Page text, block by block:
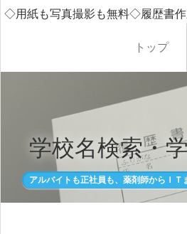
◇用紙も写真撮影も無料◇履歴書
トップ
学校名検索・
アルバイトも正社員も、薬剤師からＩ